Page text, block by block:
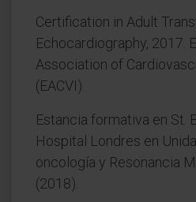
Certification in Adult
Echocardiography, 2017.
Association of
(EACVI).
Estancia formativa en St.
Hospital Londres en
oncología y Resonancia
(2018).